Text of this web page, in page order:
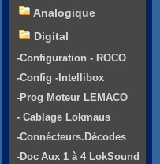
Analogique
Digital
-Configuration - ROCO
-Config -Intellibox
-Prog Moteur LEMACO
- Cablage Lokmaus
-Connécteurs.Décodes
-Doc Aux 1 à 4 LokSound